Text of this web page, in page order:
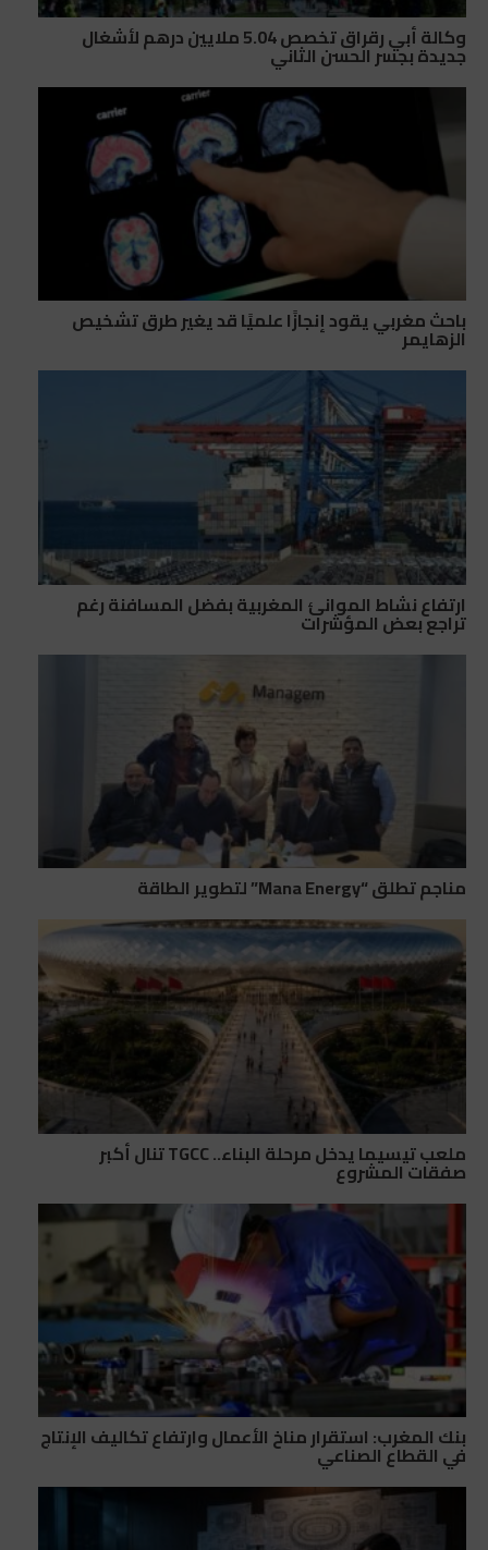
وكالة أبي رقراق تخصص 5.04 ملايين درهم لأشغال
جديدة بجسر الحسن الثاني
باحث مغربي يقود إنجازًا علميًا قد يغير طرق تشخيص
الزهايمر
ارتفاع نشاط الموانئ المغربية بفضل المسافنة رغم
تراجع بعض المؤشرات
مناجم تطلق “Mana Energy” لتطوير الطاقة
ملعب تيسيما يدخل مرحلة البناء.. TGCC تنال أكبر
صفقات المشروع
بنك المغرب: استقرار مناخ الأعمال وارتفاع تكاليف الإنتاج
في القطاع الصناعي